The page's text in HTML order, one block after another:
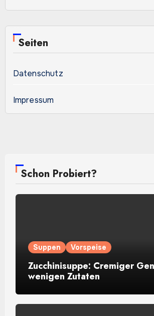
Seiten
Datenschutz
Impressum
Schon Probiert?
Suppen Vorspeise
Zucchinisuppe: Cremiger
wenigen Zutaten